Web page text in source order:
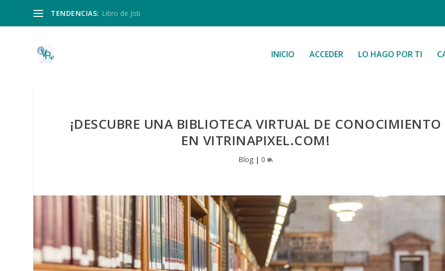
TENDENCIAS: Libro de Job
INICIO ACCEDER LO HAGO POR TI
¡DESCUBRE UNA BIBLIOTECA VIRTUAL DE CONOCIMIENTO
EN VITRINAPIXEL.COM!
Blog| 0